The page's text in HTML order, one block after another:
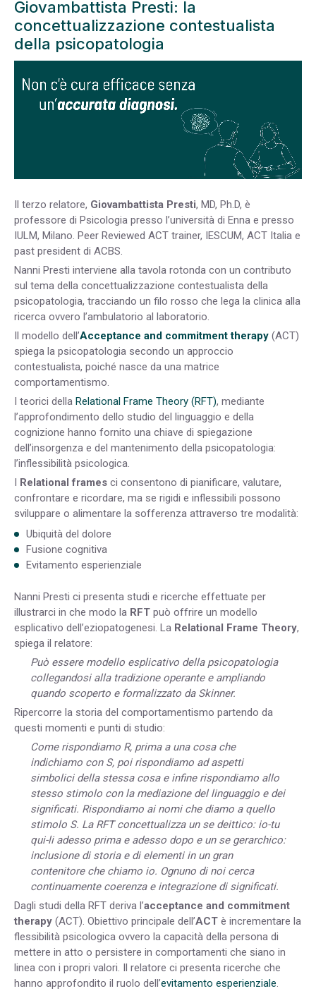
Giovambattista Presti: la
concettualizzazione contestualista
della psicopatologia
Il terzo relatore, Giovambattista Presti, MD, Ph.D, è
professore di Psicologia presso l’università di Enna e presso
IULM, Milano. Peer Reviewed ACT trainer, IESCUM, ACT Italia e
past president di ACBS.
Nanni Presti interviene alla tavola rotonda con un contributo
sul tema della concettualizzazione contestualista della
psicopatologia, tracciando un filo rosso che lega la clinica alla
ricerca ovvero l’ambulatorio al laboratorio.
Il modello dell’Acceptance and commitment therapy (ACT)
spiega la psicopatologia secondo un approccio
contestualista, poiché nasce da una matrice
comportamentismo.
I teorici della Relational Frame Theory (RFT), mediante
l’approfondimento dello studio del linguaggio e della
cognizione hanno fornito una chiave di spiegazione
dell’insorgenza e del mantenimento della psicopatologia:
l’inflessibilità psicologica.
I Relational frames ci consentono di pianificare, valutare,
confrontare e ricordare, ma se rigidi e inflessibili possono
sviluppare o alimentare la sofferenza attraverso tre modalità:
Ubiquità del dolore
Fusione cognitiva
Evitamento esperienziale
Nanni Presti ci presenta studi e ricerche effettuate per
illustrarci in che modo la RFT può offrire un modello
esplicativo dell’eziopatogenesi. La Relational Frame Theory,
spiega il relatore:
Può essere modello esplicativo della psicopatologia
collegandosi alla tradizione operante e ampliando
quando scoperto e formalizzato da Skinner.
Ripercorre la storia del comportamentismo partendo da
questi momenti e punti di studio:
Come rispondiamo R, prima a una cosa che
indichiamo con S, poi rispondiamo ad aspetti
simbolici della stessa cosa e infine rispondiamo allo
stesso stimolo con la mediazione del linguaggio e dei
significati. Rispondiamo ai nomi che diamo a quello
stimolo S. La RFT concettualizza un se deittico: io-tu
qui-li adesso prima e adesso dopo e un se gerarchico:
inclusione di storia e di elementi in un gran
contenitore che chiamo io. Ognuno di noi cerca
continuamente coerenza e integrazione di significati.
Dagli studi della RFT deriva l’acceptance and commitment
therapy (ACT). Obiettivo principale dell’ACT è incrementare la
flessibilità psicologica ovvero la capacità della persona di
mettere in atto o persistere in comportamenti che siano in
linea con i propri valori. Il relatore ci presenta ricerche che
hanno approfondito il ruolo dell’evitamento esperienziale.